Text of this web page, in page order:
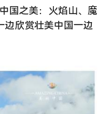
国之美：火焰山、魔
欣赏壮美中国一边